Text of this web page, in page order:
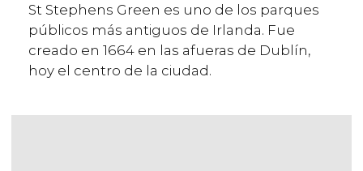
St Stephens Green es uno de los parques
públicos más antiguos de Irlanda. Fue
creado en 1664 en las afueras de Dublín,
hoy el centro de la ciudad.